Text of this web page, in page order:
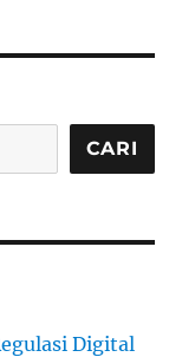
CARI
Digital